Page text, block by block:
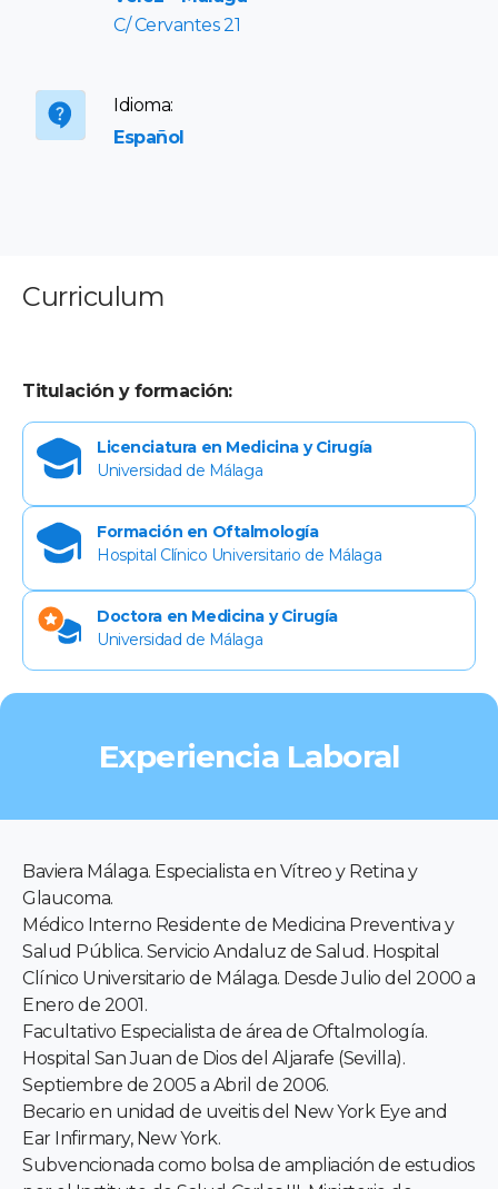
C/ Cervantes 21
Idioma:
Español
Curriculum
Titulación y formación:
Licenciatura en Medicina y Cirugía
Universidad de Málaga
Formación en Oftalmología
Hospital Clínico Universitario de Málaga
Doctora en Medicina y Cirugía
Universidad de Málaga
Experiencia Laboral
Baviera Málaga. Especialista en Vítreo y Retina y
Glaucoma.
Médico Interno Residente de Medicina Preventiva y
Salud Pública. Servicio Andaluz de Salud. Hospital
Clínico Universitario de Málaga. Desde Julio del 2000 a
Enero de 2001.
Facultativo Especialista de área de Oftalmología.
Hospital San Juan de Dios del Aljarafe (Sevilla).
Septiembre de 2005 a Abril de 2006.
Becario en unidad de uveitis del New York Eye and
Ear Infirmary, New York.
Subvencionada como bolsa de ampliación de estudios